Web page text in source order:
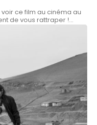
voir ce film au cinéma au
de vous rattraper !...